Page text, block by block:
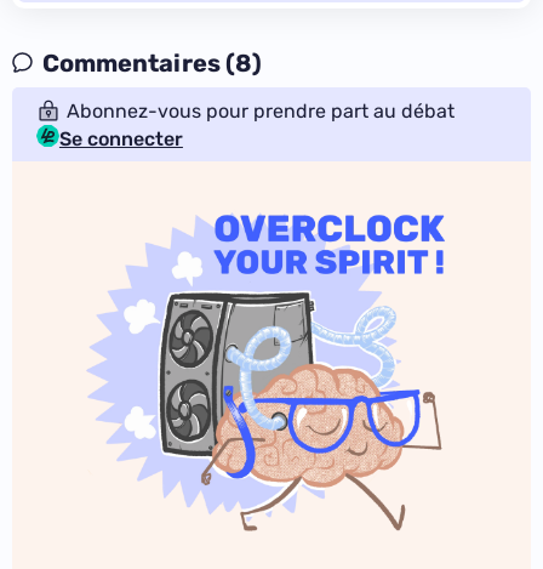
Commentaires (8)
Abonnez-vous pour prendre part au débat
Se connecter